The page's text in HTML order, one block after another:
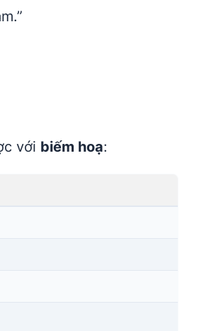
với biếm hoạ: